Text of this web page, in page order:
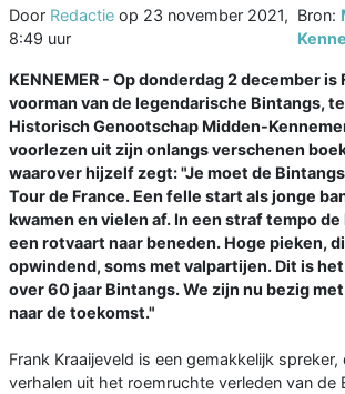
Door Redactie op 23 november 2021,
8:49 uur
Bron:
KENNEMER - Op donderdag 2 december is
voorman van de legendarische Bintangs,
Historisch Genootschap Midden-
voorlezen uit zijn onlangs verschenen
waarover hijzelf zegt: "Je moet de
Tour de France. Een felle start als jonge
kwamen en vielen af. In een straf tempo
een rotvaart naar beneden. Hoge pieken,
opwindend, soms met valpartijen. Dit is
over 60 jaar Bintangs. We zijn nu bezig
naar de toekomst."
Frank Kraaijeveld is een gemakkelijk
verhalen uit het roemruchte verleden van de